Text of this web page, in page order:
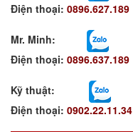
Điện thoại: 0896.627.189
Mr. Minh:
Điện thoại: 0896.637.189
Kỹ thuật:
Điện thoại: 0902.22.11.34